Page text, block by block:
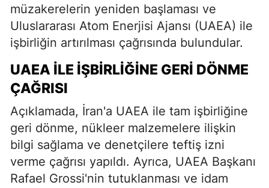
müzakerelerin yeniden başlaması ve
Uluslararası Atom Enerjisi Ajansı (UAEA) ile
işbirliğin artırılması çağrısında bulundular.
UAEA İLE İŞBIRLIĞINE GERI DÖNME
ÇAĞRISI
Açıklamada, İran'a UAEA ile tam işbirliğine
geri dönme, nükleer malzemelere ilişkin
bilgi sağlama ve denetçilere teftiş izni
verme çağrısı yapıldı. Ayrıca, UAEA Başkanı
Rafael Grossi'nin tutuklanması ve idam